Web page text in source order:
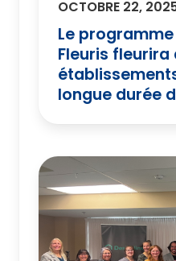
OCTOBRE 22,
Le
Fleuris fleurira
longue durée